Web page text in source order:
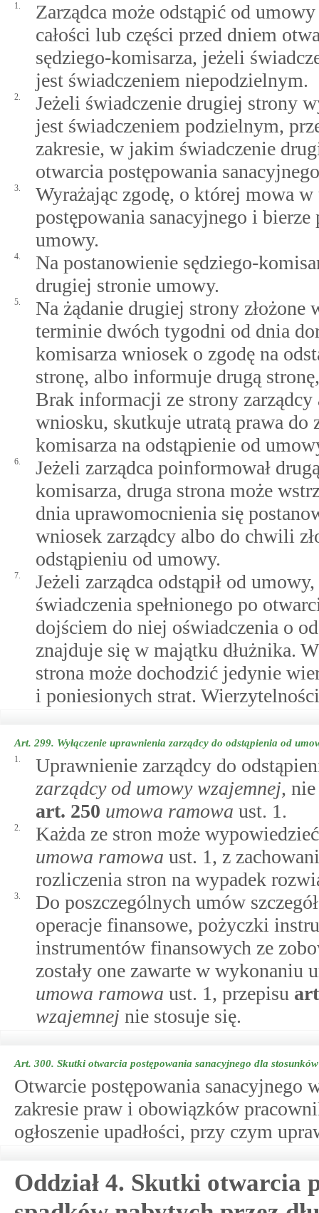
1.
Zarządca może odstąpić od
całości lub części przed dniem
sędziego-komisarza, jeżeli
jest świadczeniem niepodzielnym.
2.
Jeżeli świadczenie drugiej strony
jest świadczeniem podzielnym,
zakresie, w jakim świadczenie
otwarcia postępowania
3.
Wyrażając zgodę, o której mowa
postępowania sanacyjnego i
umowy.
4.
Na postanowienie sędziego-
drugiej stronie umowy.
5.
Na żądanie drugiej strony złożone
terminie dwóch tygodni od dnia
komisarza wniosek o zgodę na
stronę, albo informuje drugą
Brak informacji ze strony zarządcy
wniosku, skutkuje utratą prawa do
komisarza na odstąpienie od
6.
Jeżeli zarządca poinformował
komisarza, druga strona może
dnia uprawomocnienia się
wniosek zarządcy albo do chwili
odstąpieniu od umowy.
7.
Jeżeli zarządca odstąpił od
świadczenia spełnionego po
dojściem do niej oświadczenia o
znajduje się w majątku dłużnika.
strona może dochodzić jedynie
i poniesionych strat.
Art. 299. Wyłączenie uprawnienia zarządcy do odstąpienia od
1.
Uprawnienie zarządcy do
zarządcy od umowy wzajemnej,
art. 250 umowa ramowa ust. 1.
2.
Każda ze stron może
umowa ramowa ust. 1, z
rozliczenia stron na wypadek
3.
Do poszczególnych umów
operacje finansowe, pożyczki
instrumentów finansowych ze
zostały one zawarte w
umowa ramowa ust. 1, przepisu
wzajemnej nie stosuje się.
Art. 300. Skutki otwarcia postępowania sanacyjnego dla
Otwarcie postępowania sanacyjnego
zakresie praw i obowiązków
ogłoszenie upadłości, przy czym
Oddział 4. Skutki otwarcia